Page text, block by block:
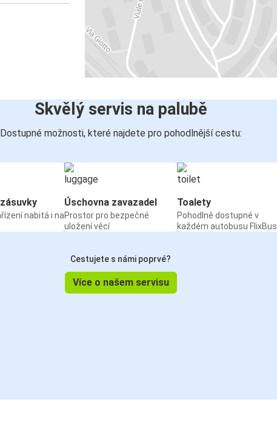
Skvělý servis na palubě
Dostupné možnosti, které najdete pro pohodlnější cestu:
nabitá i na
Úschovna zavazadel
Prostor pro bezpečné
uložení věcí
Toalety
Pohodlně dostupné v
každém autobusu FlixBus
Cestujete s námi poprvé?
Více o našem servisu